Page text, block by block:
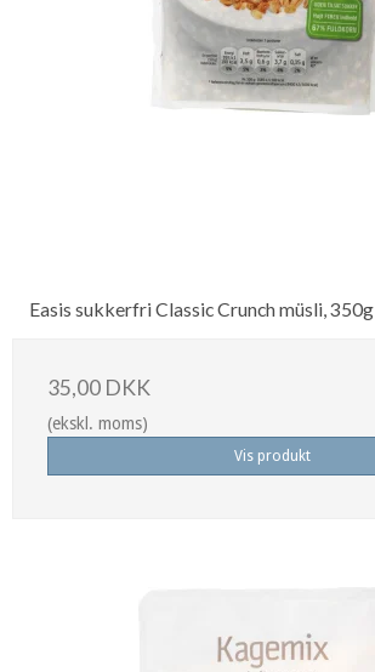
Easis sukkerfri Classic Crunch müsli, 350g
35,00 DKK
(ekskl. moms)
Vis produkt